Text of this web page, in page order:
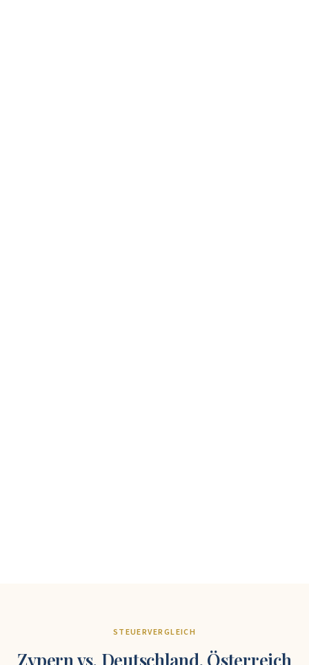
STEUERVERGLEICH
Zypern vs. Deutschland, Österreich